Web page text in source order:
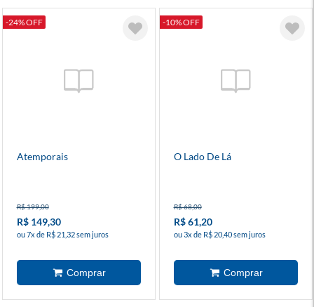
-24% OFF
Atemporais
R$ 199,00
R$ 149,30
ou 7x de R$ 21,32 sem juros
-10% OFF
O Lado De Lá
R$ 68,00
R$ 61,20
ou 3x de R$ 20,40 sem juros